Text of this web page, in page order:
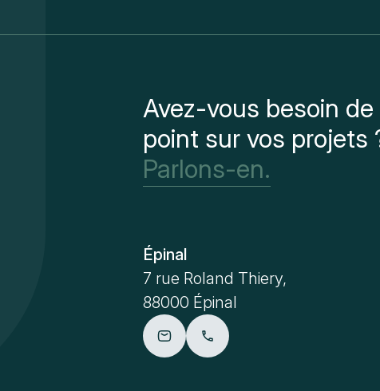
Avez-vous besoin de
point sur vos projets
Parlons-en.
Épinal
7 rue Roland Thiery,
88000 Épinal